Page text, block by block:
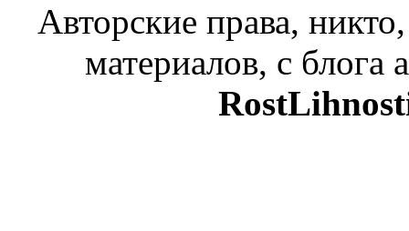
Авторские права,
материалов, с блога